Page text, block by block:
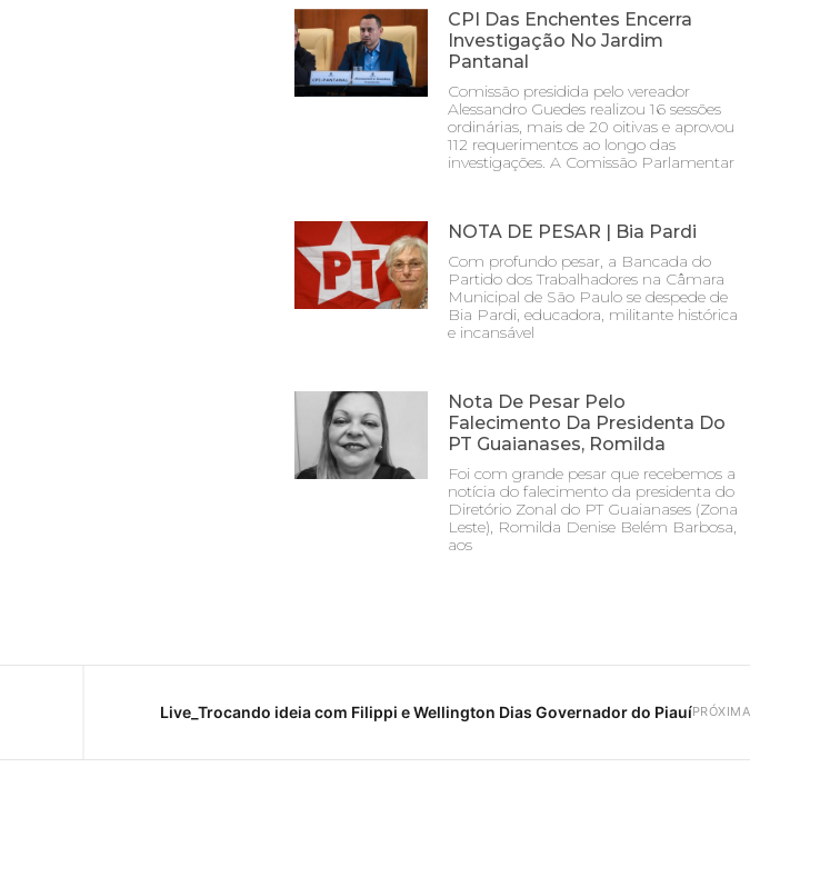
CPI Das Enchentes Encerra
Investigação No Jardim
Pantanal
Comissão presidida pelo vereador
Alessandro Guedes realizou 16 sessões
ordinárias, mais de 20 oitivas e aprovou
112 requerimentos ao longo das
investigações. A Comissão Parlamentar
NOTA DE PESAR | Bia Pardi
Com profundo pesar, a Bancada do
Partido dos Trabalhadores na Câmara
Municipal de São Paulo se despede de
Bia Pardi, educadora, militante histórica
e incansável
Nota De Pesar Pelo
Falecimento Da Presidenta Do
PT Guaianases, Romilda
Foi com grande pesar que recebemos a
notícia do falecimento da presidenta do
Diretório Zonal do PT Guaianases (Zona
Leste), Romilda Denise Belém Barbosa,
aos
PRÓXIMA
Live_Trocando ideia com Filippi e Wellington Dias Governador do Piauí